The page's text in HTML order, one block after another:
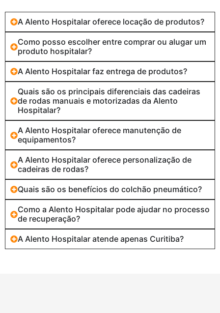
A Alento Hospitalar oferece locação de produtos?
Como posso escolher entre comprar ou alugar um
produto hospitalar?
A Alento Hospitalar faz entrega de produtos?
Quais são os principais diferenciais das cadeiras
de rodas manuais e motorizadas da Alento
Hospitalar?
A Alento Hospitalar oferece manutenção de
equipamentos?
A Alento Hospitalar oferece personalização de
cadeiras de rodas?
Quais são os benefícios do colchão pneumático?
Como a Alento Hospitalar pode ajudar no processo
de recuperação?
A Alento Hospitalar atende apenas Curitiba?